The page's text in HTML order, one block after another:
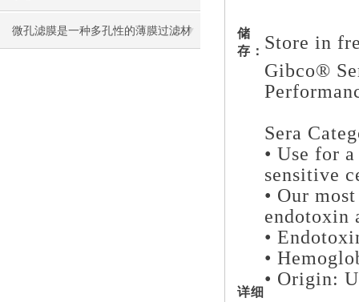
微孔滤膜是一种多孔性的薄膜过滤材
储
存： Store in
详细
Gibco®
Sera
• Use for
sensitive
• Our
endotoxin
•
•
• Origin: